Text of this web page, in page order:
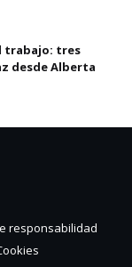
trabajo: tres
desde Alberta
responsabilidad